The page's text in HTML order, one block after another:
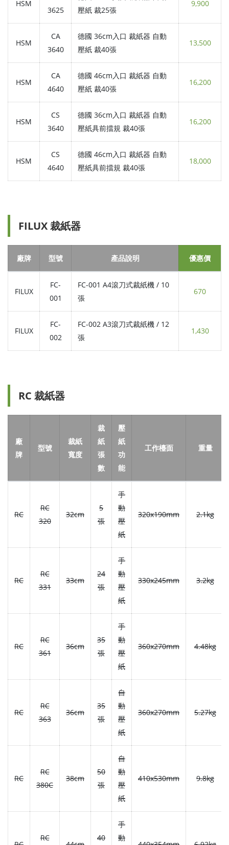
HSM
3625
壓紙 裁25張
9,900
HSM
CA
3640
德國 36cm入口 裁紙器 自動
壓紙 裁40張
13,500
HSM
CA
4640
德國 46cm入口 裁紙器 自動
壓紙 裁40張
16,200
HSM
CS
3640
德國 36cm入口 裁紙器 自動
壓紙具前擋規 裁40張
16,200
HSM
CS
4640
德國 46cm入口 裁紙器 自動
壓紙具前擋規 裁40張
18,000
FILUX 裁紙器
廠牌 型號 產品說明 優惠價
FILUX
FC-
001
FC-001 A4滾刀式裁紙機 / 10
張
670
FILUX
FC-
002
FC-002 A3滾刀式裁紙機 / 12
張
1,430
RC 裁紙器
廠
牌
型號
裁紙
寬度
裁
紙
張
數
壓
紙
功
能
工作檯面 重量
RC
RC
320
32cm
5
張
手
動
壓
紙
320x190mm 2.1kg
RC
RC
331
33cm
24
張
手
動
壓
紙
330x245mm 3.2kg
RC
RC
361
36cm
35
張
手
動
壓
紙
360x270mm 4.48kg
RC
RC
363
36cm
35
張
自
動
壓
紙
360x270mm 5.27kg
RC
RC
380C
38cm
50
張
自
動
壓
紙
410x530mm 9.8kg
RC
40
手
動